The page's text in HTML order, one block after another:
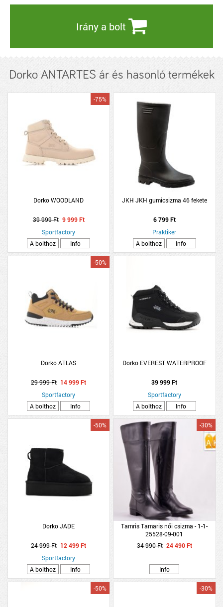
Irány a bolt
Dorko ANTARTES ár és hasonló termékek
Dorko WOODLAND
-75%
39 999 Ft 9 999 Ft
Sportfactory
A bolthoz
Info
JKH JKH gumicsizma 46 fekete
6 799 Ft
Praktiker
A bolthoz
Info
Dorko ATLAS
-50%
29 999 Ft 14 999 Ft
Sportfactory
A bolthoz
Info
Dorko EVEREST WATERPROOF
39 999 Ft
Sportfactory
A bolthoz
Info
Dorko JADE
-50%
24 999 Ft 12 499 Ft
Sportfactory
A bolthoz
Info
Tamris Tamaris női csizma - 1-1-
25528-09-001
-30%
34 990 Ft 24 490 Ft
Info
-50% -30%